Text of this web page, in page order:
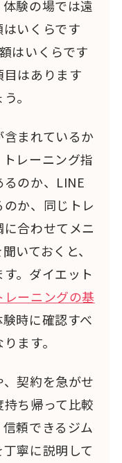
験の場では遠
いくらです
はいくらです
はあります
。
まれているか
レーニング指
のか、LINE
か、同じトレ
合わせてメニ
いておくと、
。ダイエット
ーニングの基
時に確認すべ
ます。
契約を急がせ
ち帰って比較
頼できるジム
寧に説明して